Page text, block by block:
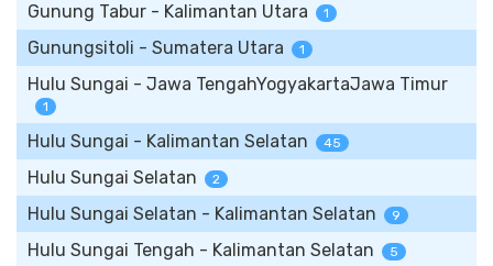
Gunung Tabur - Kalimantan Utara 1
Gunungsitoli - Sumatera Utara 1
Hulu Sungai - Jawa TengahYogyakartaJawa Timur
1
Hulu Sungai - Kalimantan Selatan 45
Hulu Sungai Selatan 2
Hulu Sungai Selatan - Kalimantan Selatan 9
Hulu Sungai Tengah - Kalimantan Selatan 5